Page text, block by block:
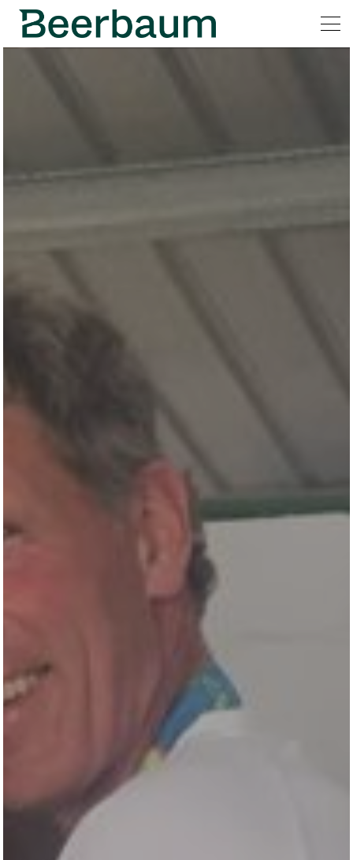
News
AKTUELLES
LUDGER BEERBAUM
HENGSTSTATION
TURNIERSTALL
KONTAKT